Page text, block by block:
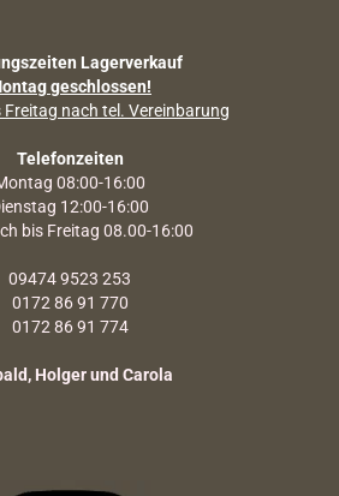
Lagerverkauf
geschlossen!
Freitag nach tel. Vereinbarung
Telefonzeiten
08:00-16:00
12:00-16:00
bis Freitag 08.00-16:00
09474 9523 253
0172 86 91 770
0172 86 91 774
Holger und Carola